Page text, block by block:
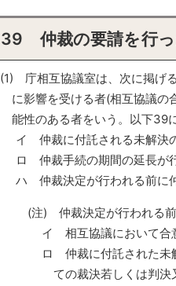
39 仲裁の要請を行っ
(1) 庁相互協議室は、次に掲げ
に影響を受ける者(相互協議の
能性のある者をいう。以下39
イ 仲裁に付託される未解決
ロ 仲裁手続の期間の延長が
ハ 仲裁決定が行われる前に
(注) 仲裁決定が行われる前
イ 相互協議において合
ロ 仲裁に付託された未
ての裁決若しくは判